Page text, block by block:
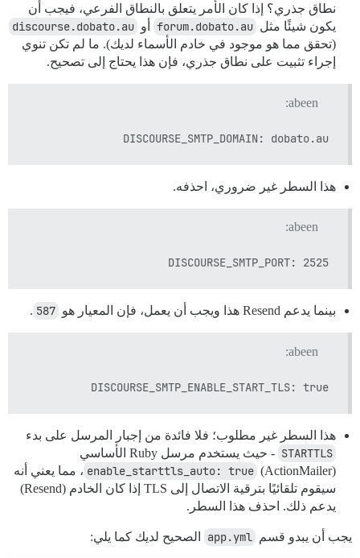
نطاق جذري؟ إذا كان الأمر يتعلق بالنطاق الفرعي، فيجب أن
يكون شيئًا مثل forum.dobato.au أو discourse.dobato.au
(تحقق مما هو موجود في خادم الأسماء لديك). ما لم تكن تنوي
إجراء تثبيت على نطاق جذري، فإن هذا يحتاج إلى تصحيح.
abeen:
DISCOURSE_SMTP_DOMAIN: dobato.au
هذا السطر غير ضروري، احذفه.
abeen:
DISCOURSE_SMTP_PORT: 2525
بينما يدعم Resend هذا ويجب أن يعمل، فإن المعيار هو 587
.
abeen:
DISCOURSE_SMTP_ENABLE_START_TLS: true
هذا السطر غير مطلوب؛ فلا فائدة من إجبار المرسل على بدء
STARTTLS
- حيث يستخدم مرسل Ruby الأساسي
(ActionMailer)
enable_starttls_auto: true ، مما يعني أنه
سيقوم تلقائيًا بترقية الاتصال إلى TLS إذا كان الخادم (Resend)
يدعم ذلك. احذف هذا السطر.
يجب أن يبدو قسم app.yml الصحيح لديك كما يلي: